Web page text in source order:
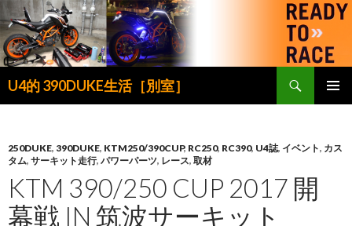
U4的 390DUKE生活［別室］
索
ン
ツ
へ
ス
キ
250DUKE, 390DUKE, KTM250/390CUP, RC250, RC390, U4誌, イベント, カス
タム, サーキット走行, パワーパーツ, レース, 取材
KTM 390/250 CUP 2017 開
幕戦 IN 筑波サーキット